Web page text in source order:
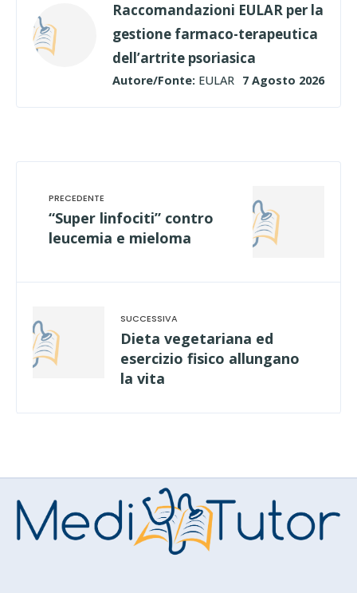
Raccomandazioni EULAR per la
gestione farmaco-terapeutica
dell’artrite psoriasica
Autore/Fonte: EULAR 7 Agosto 2026
“Super linfociti” contro
leucemia e mieloma
Dieta vegetariana ed
esercizio fisico allungano
la vita